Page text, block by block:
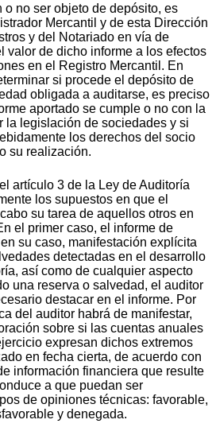
o no ser objeto de depósito, es
Mercantil y de esta Dirección
y del Notariado en vía de
valor de dicho informe a los efectos
en el Registro Mercantil. En
si procede el depósito de
obligada a auditarse, es preciso
aportado se cumple o no con la
la legislación de sociedades y si
los derechos del socio
su realización.
artículo 3 de la Ley de Auditoría
los supuestos en que el
su tarea de aquellos otros en
el primer caso, el informe de
su caso, manifestación explícita
detectadas en el desarrollo
así como de cualquier aspecto
una reserva o salvedad, el auditor
destacar en el informe. Por
del auditor habrá de manifestar,
sobre si las cuentas anuales
expresan dichos extremos
en fecha cierta, de acuerdo con
información financiera que resulte
a que puedan ser
de opiniones técnicas: favorable,
y denegada.